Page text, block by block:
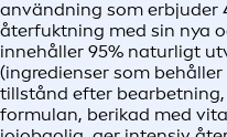
användning som erbjuder
återfuktning med sin nya
innehåller 95% naturligt
(ingredienser som
tillstånd efter
formulan, berikad med